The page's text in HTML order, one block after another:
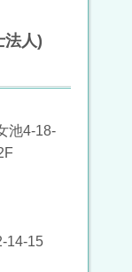
法人)
池4-18-
14-15